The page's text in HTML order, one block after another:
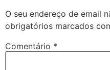
O seu endereço de email
obrigatórios marcados
Comentário *